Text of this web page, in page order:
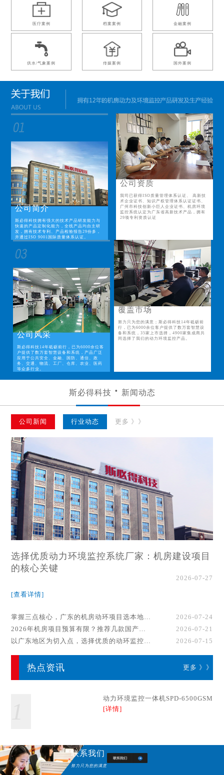
医疗案例 档案案例 金融案例
供水/气象案例 传媒案例 国外案例
公司简介
斯必得科技拥有强大的技术产品研发能力与
快速的产品定制化能力，全线产品均自主研
发，拥有技术专利、产品检验报告29份多，
并通过ISO 9001国际质量体系认证。
公司资质
我司已获得ISO质量管理体系认证、 高新技
术企业证书、知识产权管理体系认证证书、
广州市科技创新小巨人企业证书、机房环境
监控系统认定为广东省高新技术产品，拥有
29项专利资质认证
公司风采
斯必得科技14年砥砺前行，已为6000余位客
户提供了数万套智慧设备和系统，产品广泛
应用于公共安全、金融、国防、通信、政
务、交通、物流、工厂、仓库、农业、医药
等众多行业。
覆盖市场
努力只为您的满意；斯必得科技14年砥砺前
行，已为6000余位客户提供了数万套智慧设
备和系统，35家上市选择，4900家集成商共
同选择了我们的动力环境监控产品。
斯必得科技 新闻动态
公司新闻 行业动态 更多 》》
选择优质动力环境监控系统厂家：机房建设项目
的核心关键
2026-07-27
[查看详情]
掌握三点核心，广东的机房动环项目选本地厂家事半功倍！
2026-07-24
2026年机房项目预算有限？推荐几款国产动环监控系统品牌
2026-07-21
以广东地区为切入点，选择优质的动环监控系统厂家
2026-07-15
热点资讯 更多 》》
动力环境监控一体机SPD-6500GSM
[详情]
联系我们
努力只为您的满意